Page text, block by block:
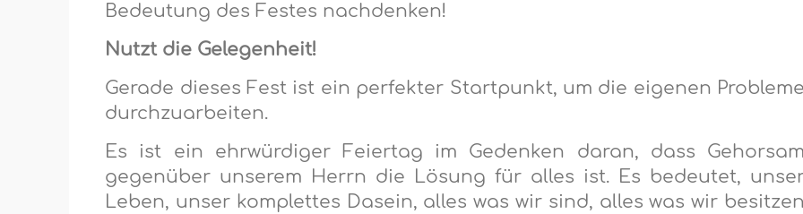
Bedeutung des Festes nachdenken!
Nutzt die Gelegenheit!
Gerade dieses Fest ist ein perfekter Startpunkt, um die eigenen Probleme
durchzuarbeiten.
Es ist ein ehrwürdiger Feiertag im Gedenken daran, dass Gehorsam
gegenüber unserem Herrn die Lösung für alles ist. Es bedeutet,
Leben, unser komplettes Dasein, alles was wir sind, alles was wir besitzen